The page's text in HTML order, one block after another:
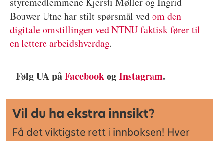
Bouwer Utne har stilt spørsmål vedom den
digitale omstillingen ved NTNU faktisk fører til
en lettere arbeidshverdag.
Følg UA påFacebookogInstagram.
Vil du ha ekstra innsikt?
Få det viktigste rett i innboksen! Hver